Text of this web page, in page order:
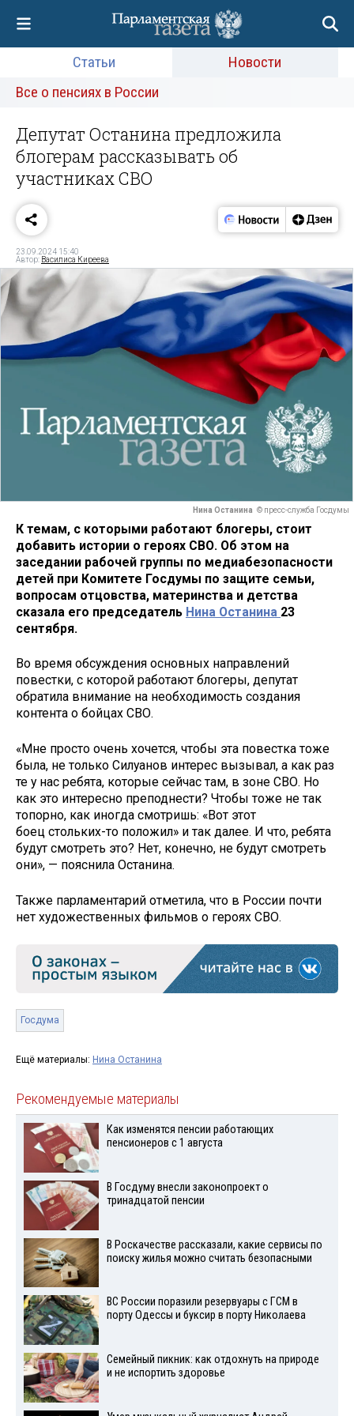
Статьи
Новости
Все о пенсиях в России
Депутат Останина предложила
блогерам рассказывать об
участниках СВО
23.09.2024 15:40
Автор: Василиса Киреева
Нина Останина © пресс-служба Госдумы
К темам, с которыми работают блогеры, стоит
добавить истории о героях СВО. Об этом на
заседании рабочей группы по медиабезопасности
детей при Комитете Госдумы по защите семьи,
вопросам отцовства, материнства и детства
сказала его председатель Нина Останина 23
сентября.
Во время обсуждения основных направлений
повестки, с которой работают блогеры, депутат
обратила внимание на необходимость создания
контента о бойцах СВО.
«Мне просто очень хочется, чтобы эта повестка тоже
была, не только Силуанов интерес вызывал, а как раз
те у нас ребята, которые сейчас там, в зоне СВО. Но
как это интересно преподнести? Чтобы тоже не так
топорно, как иногда смотришь: «Вот этот
боец стольких-то положил» и так далее. И что, ребята
будут смотреть это? Нет, конечно, не будут смотреть
они», — пояснила Останина.
Также парламентарий отметила, что в России почти
нет художественных фильмов о героях СВО.
Госдума
Ещё материалы: Нина Останина
Рекомендуемые материалы
Как изменятся пенсии работающих
пенсионеров с 1 августа
В Госдуму внесли законопроект о
тринадцатой пенсии
В Роскачестве рассказали, какие сервисы по
поиску жилья можно считать безопасными
ВС России поразили резервуары с ГСМ в
порту Одессы и буксир в порту Николаева
Семейный пикник: как отдохнуть на природе
и не испортить здоровье